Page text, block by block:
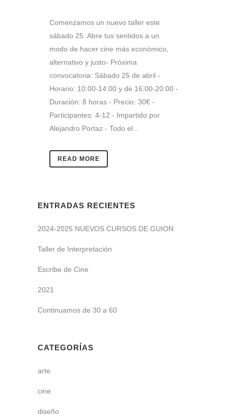
Comenzamos un nuevo taller este
sábado 25. Abre tus sentidos a un
modo de hacer cine más económico,
alternativo y justo- Próxima
convocatoria: Sábado 25 de abril -
Horario: 10:00-14:00 y de 16:00-20:00 -
Duración: 8 horas - Precio: 30€ -
Participantes: 4-12 - Impartido por
Alejandro Portaz - Todo el...
READ MORE
ENTRADAS RECIENTES
2024-2025 NUEVOS CURSOS DE GUION
Taller de Interpretación
Escribe de Cine
2021
Continuamos de 30 a 60
CATEGORÍAS
arte
cine
diseño